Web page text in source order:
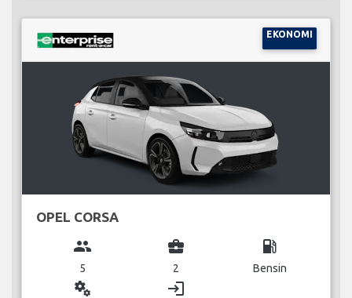
EKONOMI
OPEL CORSA
group
5
business_center
2
local_gas_station
Bensin
miscellaneous_services login